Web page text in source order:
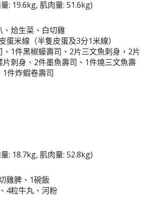
: 19.6kg, 肌肉量: 51.6kg)
烚生菜、白切雞
蛋米線（半隻皮蛋及3分1米線）
1件黑椒蠔壽司、2片三文魚刺身，2片
刺身、2件墨魚壽司、1件燒三文魚壽
件炸蝦卷壽司
: 18.7kg, 肌肉量: 52.8kg)
雞脾、1碗飯
4粒牛丸、河粉